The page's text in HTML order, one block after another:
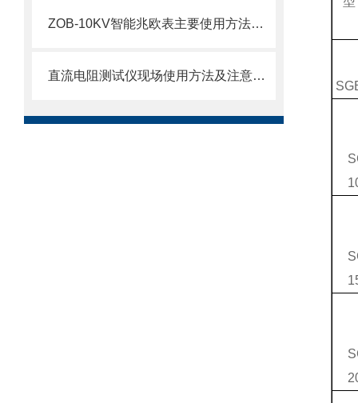
ZOB-10KV智能兆欧表主要使用方法概念介绍
直流电阻测试仪现场使用方法及注意事项